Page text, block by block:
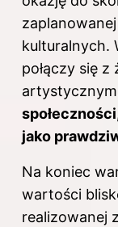
kulturalnych.
połączy się z
jako
Na koniec
wartości
realizowanej